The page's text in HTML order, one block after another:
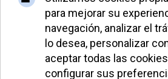
El cardenal
desafía a los